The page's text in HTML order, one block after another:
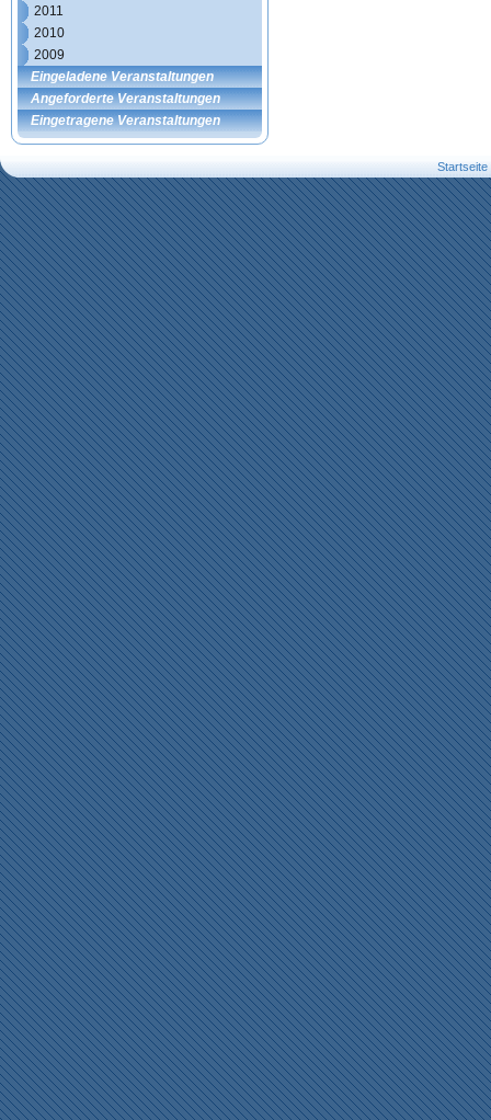
2011
2010
2009
Eingeladene Veranstaltungen
Angeforderte Veranstaltungen
Eingetragene Veranstaltungen
Startseite